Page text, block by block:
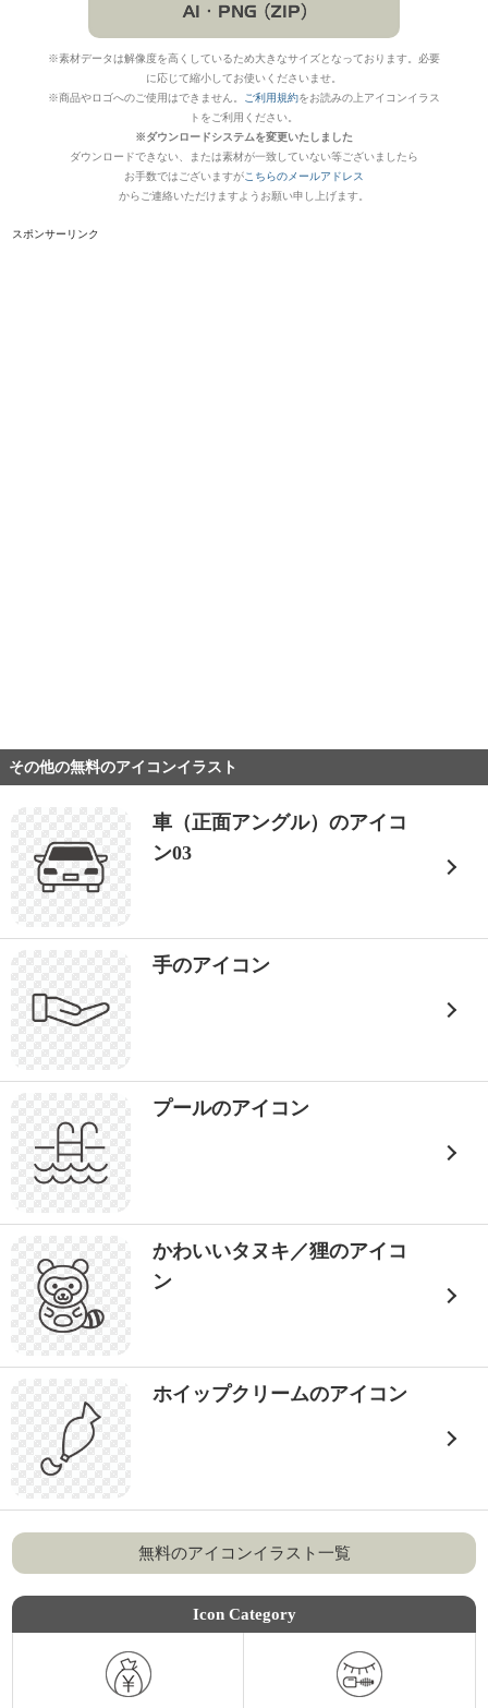
※素材データは解像度を高くしているため大きなサイズとなっております。必要
に応じて縮小してお使いくださいませ。
※商品やロゴへのご使用はできません。
ご利用規約をお読みの上アイコンイラス
トをご利用ください。
※ダウンロードシステムを変更いたしました
ダウンロードできない、または素材が一致していない等ございましたら
お手数ではございますがこちらのメールアドレス
からご連絡いただけますようお願い申し上げます。
スポンサーリンク
その他の無料のアイコンイラスト
車（正面アングル）のアイコ
ン03
手のアイコン
プールのアイコン
かわいいタヌキ／狸のアイコ
ン
ホイップクリームのアイコン
無料のアイコンイラスト一覧
Icon Category